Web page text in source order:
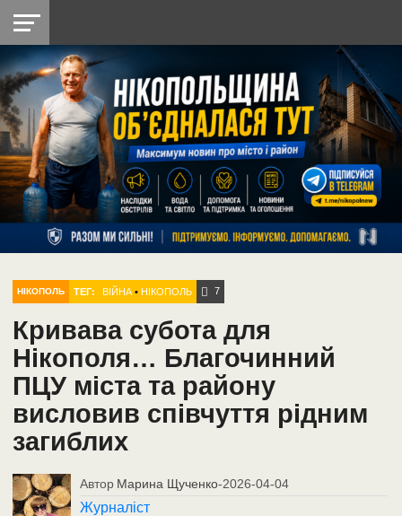
НІКОПОЛЬ
РАЙОН
СІЧЕСЛАВСЬКА
УКРАЇНА
РЕТРО
НІКОПОЛЬ
ЛАЙТ
УКРАЇНА
ДОПОМОГА
РАДІО
НІКОПОЛЬ ТЕГ: ВІЙНА •НІКОПОЛЬ 7
Кривава субота для
Нікополя… Благочинний
ПЦУ міста та району
висловив співчуття рідним
загиблих
Автор Марина Щученко-2026-04-04
Журналіст